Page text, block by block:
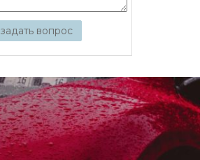
задать вопрос